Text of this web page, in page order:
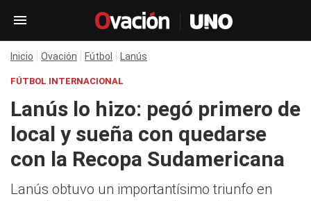
Inicio Ovación Fútbol Lanús
FÚTBOL INTERNACIONAL
Lanús lo hizo: pegó primero de
local y sueña con quedarse
con la Recopa Sudamericana
Lanús obtuvo un importantísimo triunfo en